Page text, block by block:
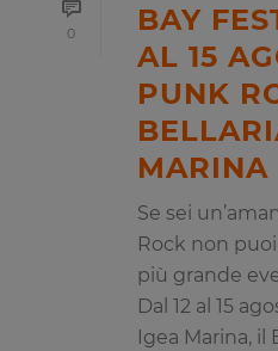
0
BAY
AL 15
PUNK
MARINA
Se sei
Rock non
più grande
Dal 12 al 15
Igea Marina, il